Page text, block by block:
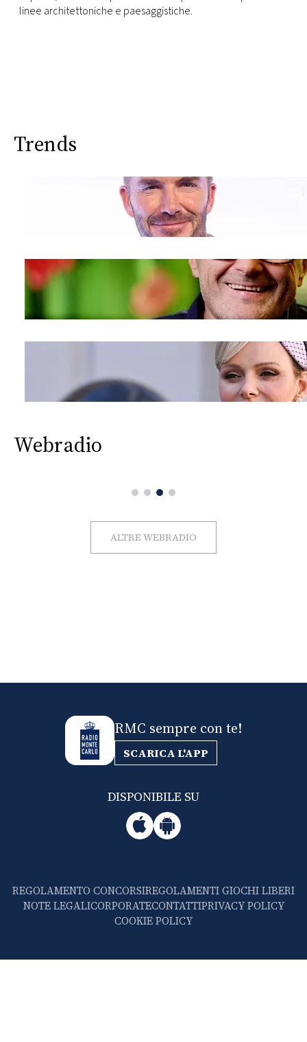
linee architettoniche e paesaggistiche.
Trends
Webradio
ALTRE WEBRADIO
RMC sempre con te!
SCARICA L'APP
DISPONIBILE SU
REGOLAMENTO CONCORSIREGOLAMENTI GIOCHI LIBERI
NOTE LEGALICORPORATECONTATTIPRIVACY POLICY
COOKIE POLICY